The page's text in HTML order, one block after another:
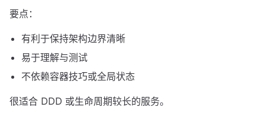
要点：
有利于保持架构边界清晰
易于理解与测试
不依赖容器技巧或全局状态
很适合 DDD 或生命周期较长的服务。